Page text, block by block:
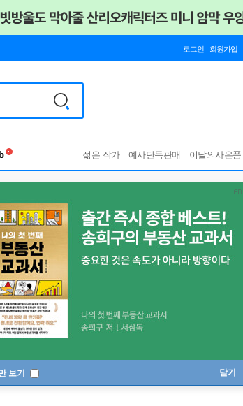
로그인 회원가입
사
젊은 작가 예사단독판매 이달의사은품
보기 닫기
르톨트 쿠이켄